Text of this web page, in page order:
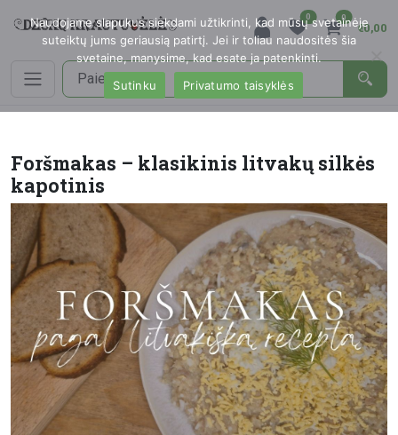
0 0
€0,00
Foršmakas – klasikinis litvakų silkės
kapotinis
Naudojame slapukus siekdami užtikrinti, kad mūsų svetainėje
suteiktų jums geriausią patirtį. Jei ir toliau naudositės šia
svetaine, manysime, kad esate ja patenkinti.
Sutinku
Privatumo taisyklės